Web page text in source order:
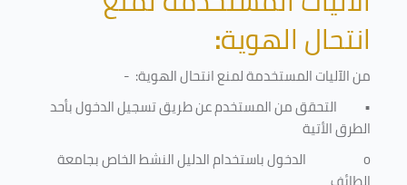
انتحال الهوية:
من الآليات المستخدمة لمنعانتحال الهوية: -
• التحقق من المستخدم عن طريق تسجيل الدخول بأحد
الطرق الأتية
o
الدخول باستخدام الدليل النشط الخاص بجامعة